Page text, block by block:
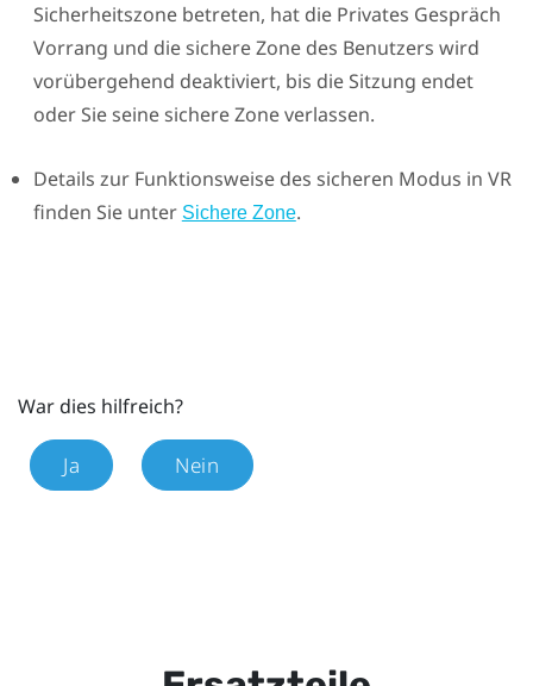
Sicherheitszone betreten, hat die Privates Gespräch
Vorrang und die sichere Zone des Benutzers wird
vorübergehend deaktiviert, bis die Sitzung endet
oder Sie seine sichere Zone verlassen.
Details zur Funktionsweise des sicheren Modus in VR
finden Sie unter Sichere Zone.
War dies hilfreich?
Ja Nein